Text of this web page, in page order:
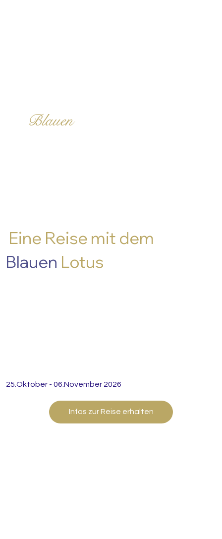
Blauen
Eine Reise mit dem
Blauen Lotus
25.Oktober - 06.November 2026
Infos zur Reise erhalten